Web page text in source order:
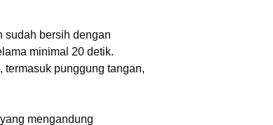
sudah bersih dengan
minimal 20 detik.
termasuk punggung tangan,
mengandung